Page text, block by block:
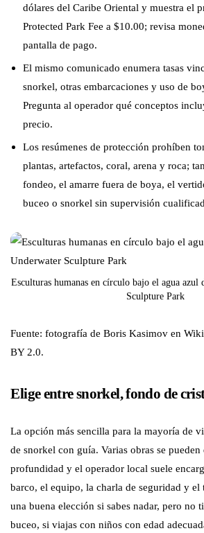
dólares del Caribe Oriental y muestra el
Protected Park Fee a $10.00; revisa
pantalla de pago.
El mismo comunicado enumera tasas
snorkel, otras embarcaciones y uso de
Pregunta al operador qué conceptos
precio.
Los resúmenes de protección prohíben
plantas, artefactos, coral, arena y roca;
fondeo, el amarre fuera de boya, el
buceo o snorkel sin supervisión
Esculturas humanas en círculo bajo el agua
Sculpture Park
Fuente: fotografía de Boris Kasimov en
BY 2.0.
Elige entre snorkel, fondo de
La opción más sencilla para la mayoría de
de snorkel con guía. Varias obras se
profundidad y el operador local suele
barco, el equipo, la charla de seguridad y el
una buena elección si sabes nadar, pero no
buceo, si viajas con niños con edad